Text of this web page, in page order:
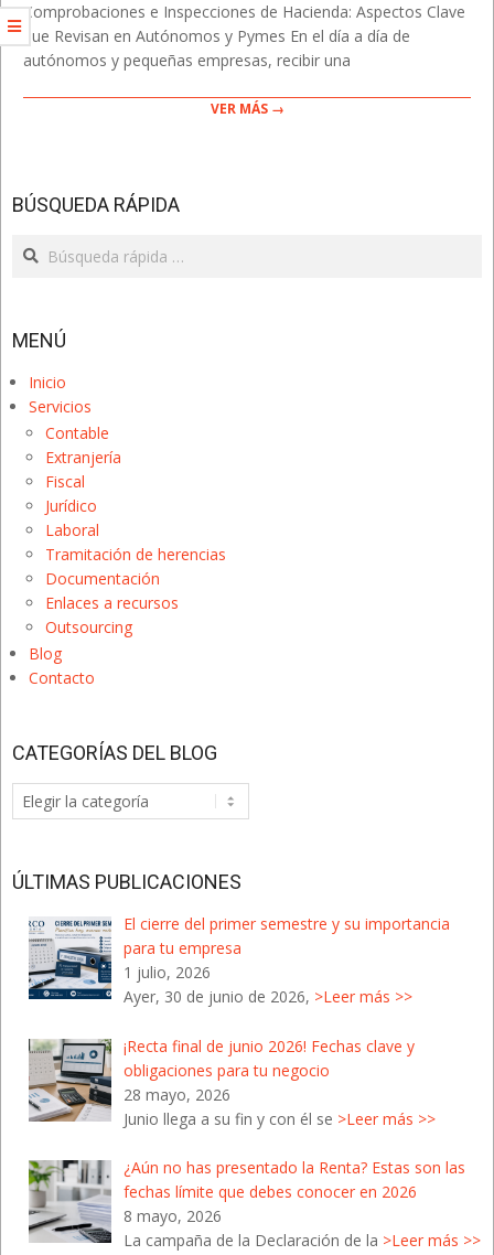
28
Comprobaciones e Inspecciones de Hacienda: Aspectos Clave
que Revisan en Autónomos y Pymes En el día a día de
autónomos y pequeñas empresas, recibir una
VER MÁS →
BÚSQUEDA RÁPIDA
Search
MENÚ
Inicio
Servicios
Contable
Extranjería
Fiscal
Jurídico
Laboral
Tramitación de herencias
Documentación
Enlaces a recursos
Outsourcing
Blog
Contacto
CATEGORÍAS DEL BLOG
Categorías
del
ÚLTIMAS PUBLICACIONES
El cierre del primer semestre y su importancia
para tu empresa
1 julio, 2026
Ayer, 30 de junio de 2026, >Leer más >>
¡Recta final de junio 2026! Fechas clave y
obligaciones para tu negocio
28 mayo, 2026
Junio llega a su fin y con él se >Leer más >>
¿Aún no has presentado la Renta? Estas son las
fechas límite que debes conocer en 2026
8 mayo, 2026
La campaña de la Declaración de la >Leer más >>